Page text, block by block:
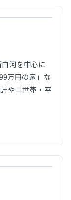
河を中心に
万円の家」な
や二世帯・平